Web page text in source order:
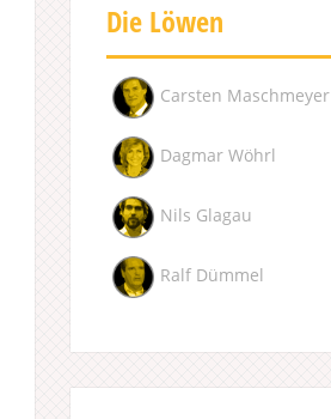
Die Löwen
Carsten Maschmeyer
Dagmar Wöhrl
Nils Glagau
Ralf Dümmel